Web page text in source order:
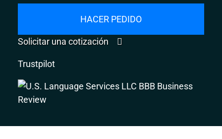
HACER PEDIDO
Solicitar una cotización
Trustpilot